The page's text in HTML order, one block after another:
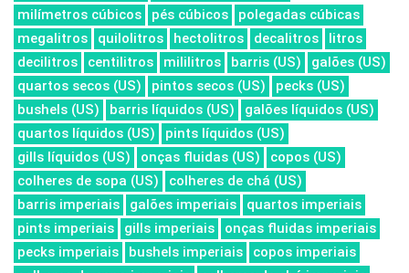
milímetros cúbicos
pés cúbicos
polegadas cúbicas
megalitros
quilolitros hectolitros decalitros
litros
decilitros
centilitros mililitros barris (US)
galões (US)
quartos secos (US)
pintos secos (US)
pecks (US)
bushels (US)
barris líquidos (US)
galões líquidos (US)
quartos líquidos (US)
pints líquidos (US)
gills líquidos (US)
onças fluidas (US)
copos (US)
colheres de sopa (US)
colheres de chá (US)
barris imperiais
galões imperiais
quartos imperiais
pints imperiais
gills imperiais
onças fluidas imperiais
pecks imperiais
bushels imperiais
copos imperiais